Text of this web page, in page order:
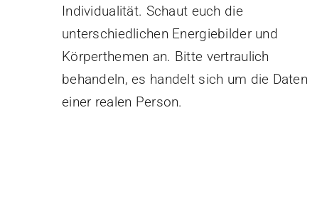
Individualität. Schaut euch die
unterschiedlichen Energiebilder und
Körperthemen an. Bitte vertraulich
behandeln, es handelt sich um die Daten
einer realen Person.